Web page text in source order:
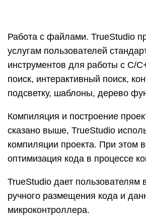
Работа с файлами. TrueStudio
услугам пользователей
инструментов для работы с С/
поиск, интерактивный поиск,
подсветку, шаблоны, дерево
Компиляция и построение
сказано выше, TrueStudio
компиляции проекта. При этом
оптимизация кода в процессе
TrueStudio дает пользователям
ручного размещения кода и
микроконтроллера.